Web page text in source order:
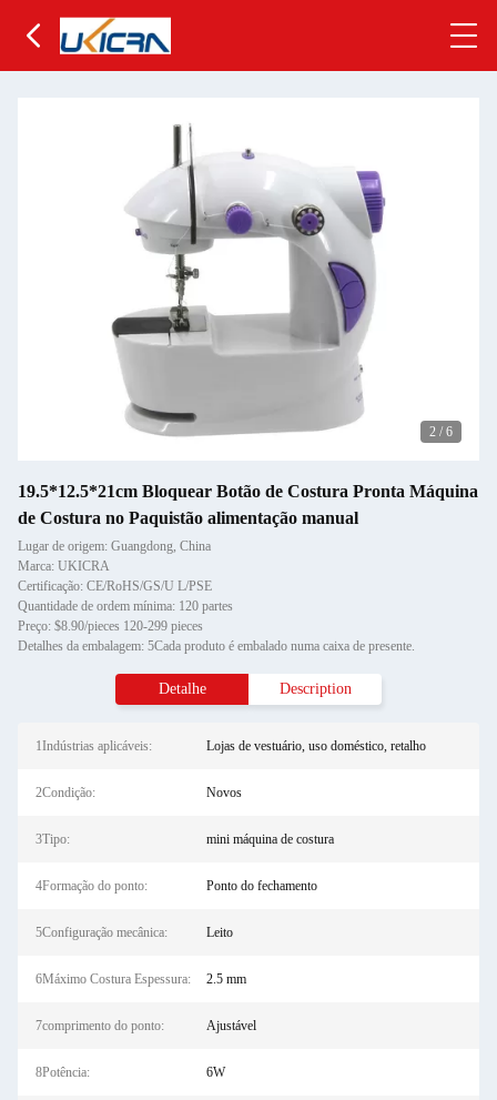
2 / 6
19.5*12.5*21cm Bloquear Botão de Costura Pronta Máquina
de Costura no Paquistão alimentação manual
Lugar de origem: Guangdong, China
Marca: UKICRA
Certificação: CE/RoHS/GS/U L/PSE
Quantidade de ordem mínima: 120 partes
Preço: $8.90/pieces 120-299 pieces
Detalhes da embalagem: 5Cada produto é embalado numa caixa de presente.
Detalhe Description
1Indústrias aplicáveis: Lojas de vestuário, uso doméstico, retalho
2Condição: Novos
3Tipo: mini máquina de costura
4Formação do ponto: Ponto do fechamento
5Configuração mecânica: Leito
6Máximo Costura Espessura: 2.5 mm
7comprimento do ponto: Ajustável
8Potência: 6W